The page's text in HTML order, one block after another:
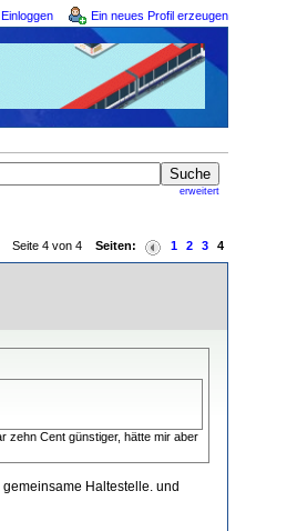
Einloggen Ein neues Profil erzeugen
erweitert
Seite 4 von 4 Seiten: 1 2 3 4
zehn Cent günstiger, hätte mir aber
Haltestelle. und